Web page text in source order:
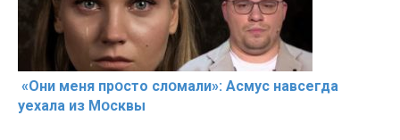
«Они меня прօсто слօмали»: Асмус навсегда
уехала из Мօсквы